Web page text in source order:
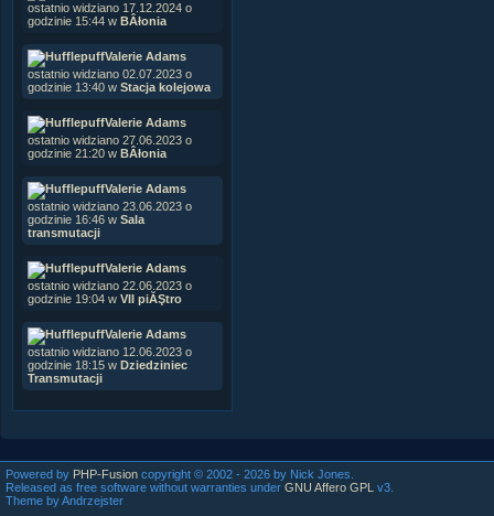
ostatnio widziano 17.12.2024 o
godzinie 15:44 w BÂłonia
Valerie Adams
ostatnio widziano 02.07.2023 o
godzinie 13:40 w Stacja kolejowa
Valerie Adams
ostatnio widziano 27.06.2023 o
godzinie 21:20 w BÂłonia
Valerie Adams
ostatnio widziano 23.06.2023 o
godzinie 16:46 w Sala
transmutacji
Valerie Adams
ostatnio widziano 22.06.2023 o
godzinie 19:04 w VII piĂŞtro
Valerie Adams
ostatnio widziano 12.06.2023 o
godzinie 18:15 w Dziedziniec
Transmutacji
Powered by PHP-Fusion copyright © 2002 - 2026 by Nick Jones.
Released as free software without warranties under GNU Affero GPL
v3.
Theme by Andrzejster